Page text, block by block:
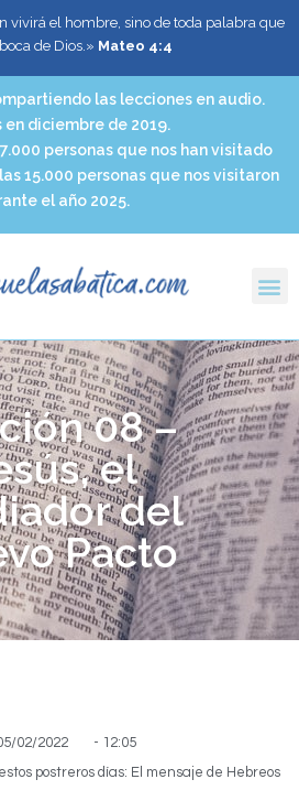
vivirá el hombre, sino de toda palabra que
de Dios.» Mateo 4:4
las lecciones en audio.
en diciembre de 2019.
personas que nos han visitado
15.000 personas que nos visitaron
el año 2025.
08 –
el
del
Pacto
02/2022 - 12:05
postreros días: El mensaje de Hebreos